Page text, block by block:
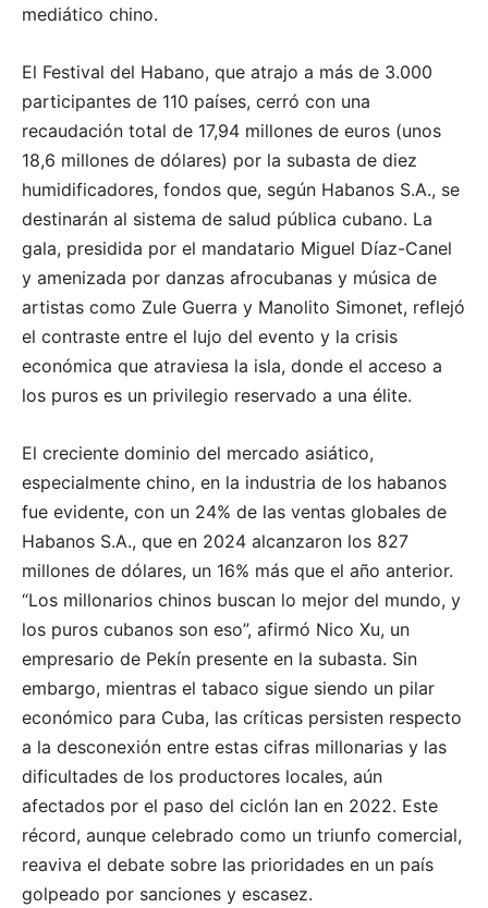
mediático chino.
El Festival del Habano, que atrajo a más de 3.000
participantes de 110 países, cerró con una
recaudación total de 17,94 millones de euros (unos
18,6 millones de dólares) por la subasta de diez
humidificadores, fondos que, según Habanos S.A., se
destinarán al sistema de salud pública cubano. La
gala, presidida por el mandatario Miguel Díaz-Canel
y amenizada por danzas afrocubanas y música de
artistas como Zule Guerra y Manolito Simonet, reflejó
el contraste entre el lujo del evento y la crisis
económica que atraviesa la isla, donde el acceso a
los puros es un privilegio reservado a una élite.
El creciente dominio del mercado asiático,
especialmente chino, en la industria de los habanos
fue evidente, con un 24% de las ventas globales de
Habanos S.A., que en 2024 alcanzaron los 827
millones de dólares, un 16% más que el año anterior.
“Los millonarios chinos buscan lo mejor del mundo, y
los puros cubanos son eso”, afirmó Nico Xu, un
empresario de Pekín presente en la subasta. Sin
embargo, mientras el tabaco sigue siendo un pilar
económico para Cuba, las críticas persisten respecto
a la desconexión entre estas cifras millonarias y las
dificultades de los productores locales, aún
afectados por el paso del ciclón Ian en 2022. Este
récord, aunque celebrado como un triunfo comercial,
reaviva el debate sobre las prioridades en un país
golpeado por sanciones y escasez.